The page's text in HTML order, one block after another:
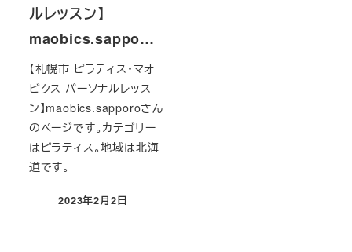
ルレッスン】
maobics.sappo…
【札幌市 ピラティス・マオ
ビクス パーソナルレッス
ン】maobics.sapporoさん
のページです。カテゴリー
はピラティス。地域は北海
道です。
投稿日
2023年2月2日